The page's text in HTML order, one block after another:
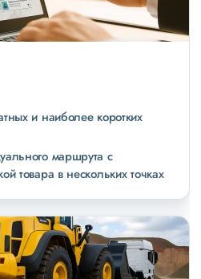
и наиболее коротких
маршрута с
товара в нескольких точках